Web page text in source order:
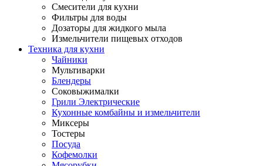
Смесители для кухни
Фильтры для воды
Дозаторы для жидкого мыла
Измельчители пищевых отходов
Техника для кухни
Чайники
Мультиварки
Блендеры
Соковыжималки
Грили Электрические
Кухонные комбайны и измельчители
Миксеры
Тостеры
Посуда
Кофемолки